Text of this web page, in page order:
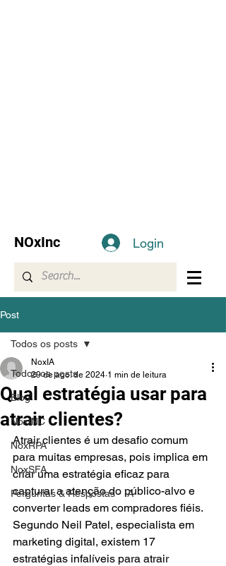
NOxInc Login
Post
Todos os posts
Blog
NoxINC
NoxRPA
NoxSFA
Perguntas & Respostas - IA
Todos os posts
Qual estratégia usar para
atrair clientes?
NoxIA
29 de ago. de 2024 1 min de leitura
Atrair clientes é um desafio comum
para muitas empresas, pois implica em
criar uma estratégia eficaz para
capturar a atenção do público-alvo e
converter leads em compradores fiéis.
Segundo Neil Patel, especialista em
marketing digital, existem 17
estratégias infalíveis para atrair